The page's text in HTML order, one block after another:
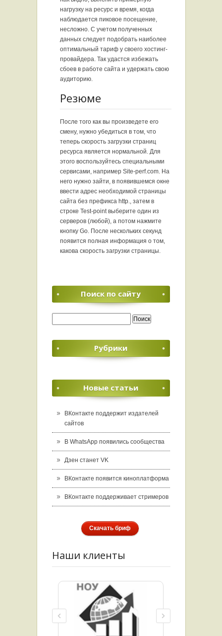
нагрузку на ресурс и время, когда
наблюдается пиковое посещение,
несложно. С учетом полученных
данных следует подобрать наиболее
оптимальный тариф у своего хостинг-
провайдера. Так удастся избежать
сбоев в работе сайта и удержать свою
аудиторию.
Резюме
После того как вы произведете его
смену, нужно убедиться в том, что
теперь скорость загрузки страниц
ресурса является нормальной. Для
этого воспользуйтесь специальными
сервисами, например Site-perf.com. На
него нужно зайти, в появившемся окне
ввести адрес необходимой страницы
сайта без префикса http., затем в
строке Test-point выберите один из
серверов (любой), а потом нажмите
кнопку Go. После нескольких секунд
появится полная информация о том,
какова скорость загрузки страницы.
Поиск по сайту
Рубрики
Новые статьи
ВКонтакте поддержит издателей
сайтов
В WhatsApp появились сообщества
Дзен станет VK
ВКонтакте появится киноплатформа
ВКонтакте поддерживает стримеров
Скачать бриф
Наши клиенты